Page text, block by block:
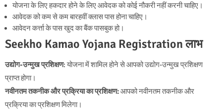
योजना के लिए हकदार होने के लिए आवेदक को कोई नौकरी नहीं करनी चाहिए।
आवेदक को कम से कम बारहवीं क्लास पास होना चाहिए।
आवेदन कर्त्ता के पास खुद का बैंक पासबुक हो।
Seekho Kamao Yojana Registration लाभ
उद्योग-उन्मुख प्रशिक्षण: योजना में शामिल होने से आपको उद्योग-उन्मुख प्रशिक्षण
प्राप्त होगा।
नवीनतम तकनीक और प्रक्रिया का प्रशिक्षण:आपको नवीनतम तकनीक और
प्रक्रिया का प्रशिक्षण मिलेगा।